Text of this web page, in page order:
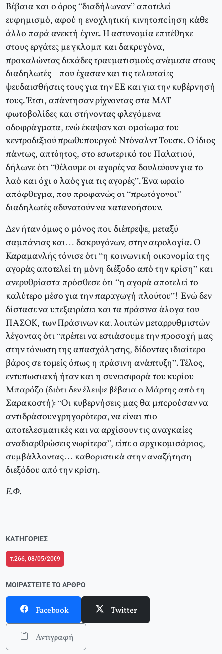
Βέβαια και ο όρος “διαδήλωναν” αποτελεί
ευφημισμό, αφού η ενοχλητική κινητοποίηση κάθε
άλλο παρά ανεκτή έγινε. Η αστυνομία επιτέθηκε
στους εργάτες με γκλομπ και δακρυγόνα,
προκαλώντας δεκάδες τραυματισμούς ανάμεσα στους
διαδηλωτές – που έχασαν και τις τελευταίες
ψευδαισθήσεις τους για την ΕΕ και για την κυβέρνησή
τους. Έτσι, απάντησαν ρίχνοντας στα ΜΑΤ
φωτοβολίδες και στήνοντας φλεγόμενα
οδοφράγματα, ενώ έκαψαν και ομοίωμα του
κεντροδεξιού πρωθυπουργού Ντόναλντ Τουσκ. Ο ίδιος
πάντως, απτόητος, στο εσωτερικό του Παλατιού,
δήλωνε ότι “θέλουμε οι αγορές να δουλεύουν για το
λαό και όχι ο λαός για τις αγορές”. Ένα ωραίο
απόφθεγμα, που προφανώς οι “πρωτόγονοι”
διαδηλωτές αδυνατούν να κατανοήσουν.
Δεν ήταν όμως ο μόνος που διέπρεψε, μεταξύ
σαμπάνιας και… δακρυγόνων, στην αερολογία. Ο
Καραμανλής τόνισε ότι “η κοινωνική οικονομία της
αγοράς αποτελεί τη μόνη διέξοδο από την κρίση” και
ανερυθρίαστα πρόσθεσε ότι “η αγορά αποτελεί το
καλύτερο μέσο για την παραγωγή πλούτου”! Ενώ δεν
δίστασε να υπεξαιρέσει και τα πράσινα άλογα του
ΠΑΣΟΚ, των Πράσινων και λοιπών μεταρρυθμιστών
λέγοντας ότι “πρέπει να εστιάσουμε την προσοχή μας
στην τόνωση της απασχόλησης, δίδοντας ιδιαίτερο
βάρος σε τομείς όπως η πράσινη ανάπτυξη”. Τέλος,
εντυπωσιακή ήταν και η συνεισφορά του κυρίου
Μπαρόζο (διότι δεν έλειψε βέβαια ο Μάρτης από τη
Σαρακοστή): “Οι κυβερνήσεις μας θα μπορούσαν να
αντιδράσουν γρηγορότερα, να είναι πιο
αποτελεσματικές και να αρχίσουν τις αναγκαίες
αναδιαρθρώσεις νωρίτερα”, είπε ο αρχικομισάριος,
συμβάλλοντας… καθοριστικά στην αναζήτηση
διεξόδου από την κρίση.
Ε.Φ.
ΚΑΤΗΓΟΡΊΕΣ
τ.266, 08/05/2009
ΜΟΙΡΑΣΤΕΊΤΕ ΤΟ ΆΡΘΡΟ
Facebook Twitter
Αντιγραφή